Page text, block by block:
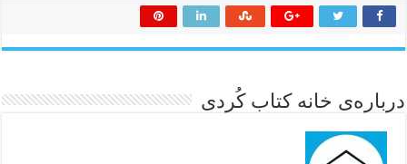
درباره‌ی خانه کتاب کُردی